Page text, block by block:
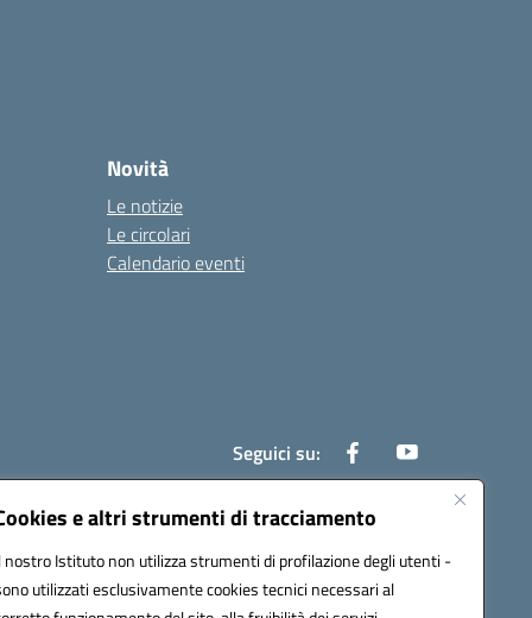
e altri strumenti di tracciamento
nostro Istituto non utilizza strumenti di profilazione degli utenti -
utilizzati esclusivamente cookies tecnici necessari al
Novità
Le notizie
Le circolari
Calendario eventi
Seguici su: